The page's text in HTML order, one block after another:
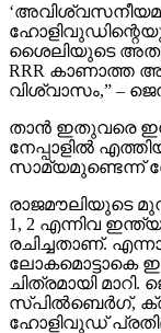
ശൈലിയുടെ
RRR കാണാത്ത
വിശ്വാസം,” –
താന്‍ ഇതുവരെ
നേപ്പാളില്‍
സാമ്യമുണ്ടെന്ന്
രാജമൗലിയുടെ
1, 2 എന്നിവ
രചിച്ചതാണ്.
ലോകമൊട്ടാകെ
ചിത്രമായി
സ്പില്‍ബെര്‍ഗ്,
ഹോളിവുഡ്